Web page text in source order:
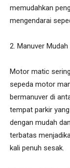
memudahkan
mengendarai
2. Manuver Mudah
Motor matic
sepeda motor
bermanuver di
tempat parkir
dengan mudah
terbatas
kali penuh sesak.